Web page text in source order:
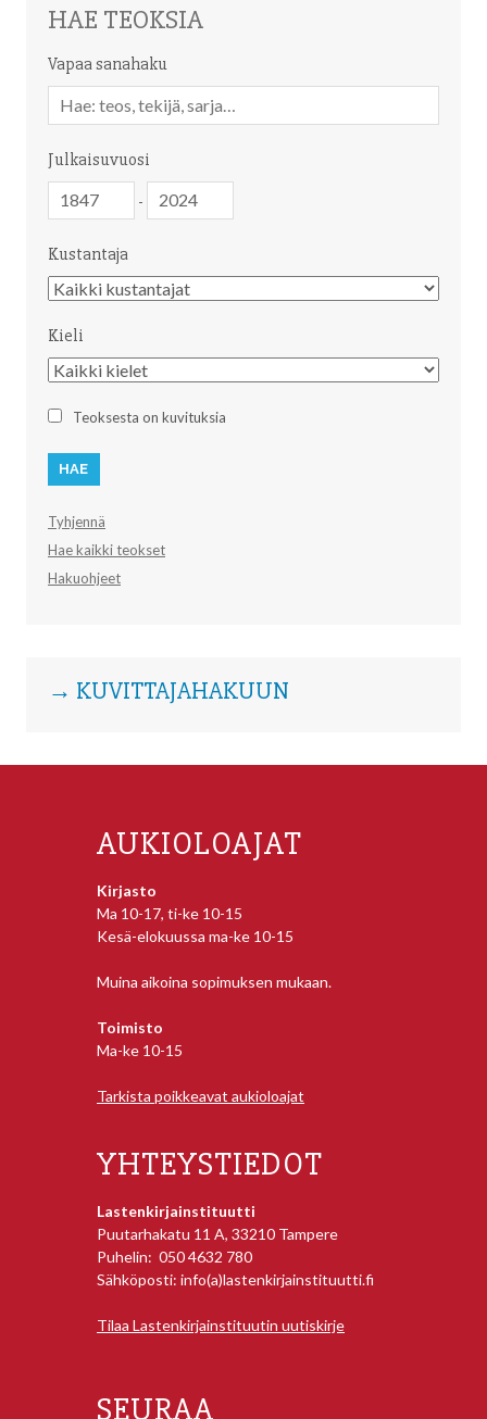
HAE TEOKSIA
Vapaa sanahaku
sanahaku
Julkaisuvuosi
-
Kustantaja
Kustantaja
Kieli
Kieli
Teoksesta on kuvituksia
Tyhjennä
Hae kaikki teokset
Hakuohjeet
→ KUVITTAJAHAKUUN
AUKIOLOAJAT
Kirjasto
Ma 10-17, ti-ke 10-15
Kesä-elokuussa ma-ke 10-15
Muina aikoina sopimuksen mukaan.
Toimisto
Ma-ke 10-15
Tarkista poikkeavat aukioloajat
YHTEYSTIEDOT
Lastenkirjainstituutti
Puutarhakatu 11 A, 33210 Tampere
Puhelin: 050 4632 780
Sähköposti: info(a)lastenkirjainstituutti.fi
Tilaa Lastenkirjainstituutin uutiskirje
SEURAA